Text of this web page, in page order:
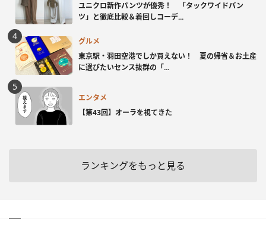
ユニクロ新作パンツが優秀！ 「タックワイドパン
ツ」と徹底比較＆着回しコーデ...
グルメ
東京駅・羽田空港でしか買えない！ 夏の帰省＆お土産
に選びたいセンス抜群の「...
エンタメ
【第43回】オーラを視てきた
ランキングをもっと見る